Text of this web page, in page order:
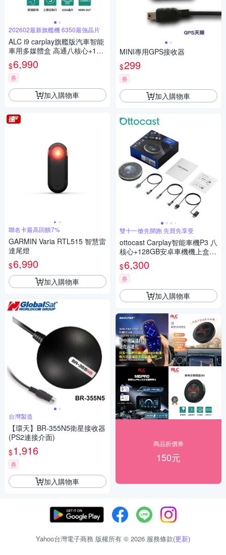
202602最新旗艦機 6350最強晶片
ALC i9 carplay旗艦版汽車智能
車用多媒體盒 高通八核心+128
GB 安卓車機機上盒(即插即用
秒變安卓機)
$6,990
券
加入購物車
聯名卡最高回饋7%
GARMIN Varia RTL515 智慧雷
達尾燈
$6,990
加入購物車
台灣製造
【環天】BR-355N5衛星接收器
(PS2連接介面)
$1,916
券
加入購物車
MINI專用GPS接收器
$299
券
加入購物車
雙十一搶先開跑 先買先享受
ottocast Carplay智能車機P3 八
核心+128GB安卓車機機上盒-
車用多媒體影音 即插即用 秒變
安卓機
$6,300
券
加入購物車
商品折價券
150元
Yahoo台灣電子商務 版權所有 © 2026 服務條款(更新)